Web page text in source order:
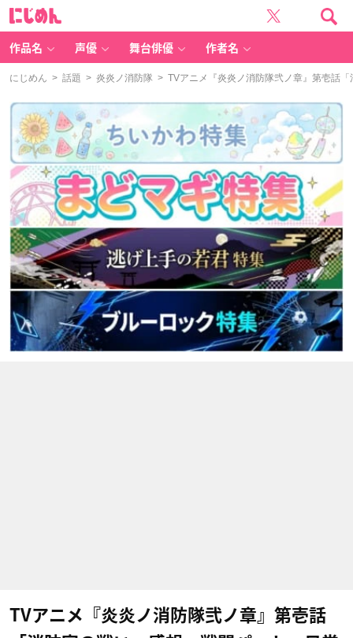
作品名 声優 舞台俳優 作者名
にじめん > 話題 > 炎炎ノ消防隊 > TVアニメ『炎炎ノ消防隊弐ノ章』第壱話
TVアニメ『炎炎ノ消防隊弐ノ章』第壱話